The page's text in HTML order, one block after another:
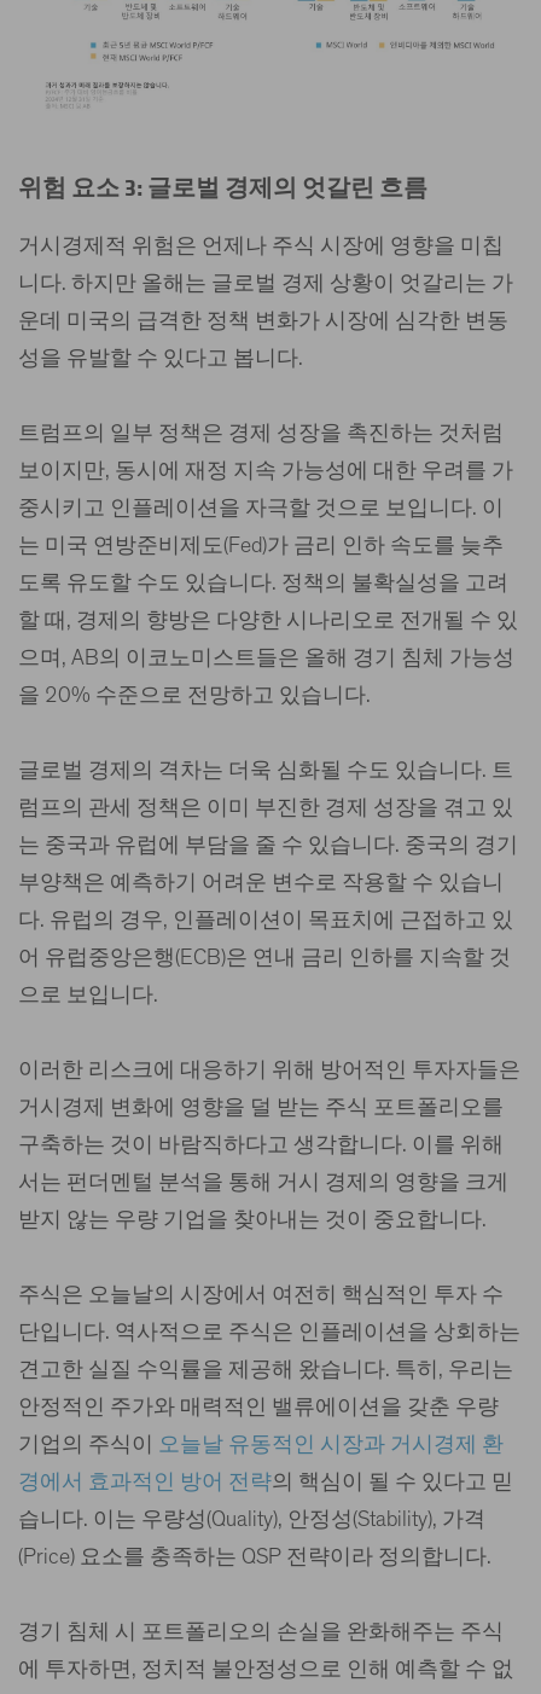
위험 요소 3: 글로벌 경제의 엇갈린 흐름
거시경제적 위험은 언제나 주식 시장에 영향을 미칩
니다. 하지만 올해는 글로벌 경제 상황이 엇갈리는 가
운데 미국의 급격한 정책 변화가 시장에 심각한 변동
성을 유발할 수 있다고 봅니다.
트럼프의 일부 정책은 경제 성장을 촉진하는 것처럼
보이지만, 동시에 재정 지속 가능성에 대한 우려를 가
중시키고 인플레이션을 자극할 것으로 보입니다. 이
는 미국 연방준비제도(Fed)가 금리 인하 속도를 늦추
도록 유도할 수도 있습니다. 정책의 불확실성을 고려
할 때, 경제의 향방은 다양한 시나리오로 전개될 수 있
으며, AB의 이코노미스트들은 올해 경기 침체 가능성
을 20% 수준으로 전망하고 있습니다.
글로벌 경제의 격차는 더욱 심화될 수도 있습니다. 트
럼프의 관세 정책은 이미 부진한 경제 성장을 겪고 있
는 중국과 유럽에 부담을 줄 수 있습니다. 중국의 경기
부양책은 예측하기 어려운 변수로 작용할 수 있습니
다. 유럽의 경우, 인플레이션이 목표치에 근접하고 있
어 유럽중앙은행(ECB)은 연내 금리 인하를 지속할 것
으로 보입니다.
이러한 리스크에 대응하기 위해 방어적인 투자자들은
거시경제 변화에 영향을 덜 받는 주식 포트폴리오를
구축하는 것이 바람직하다고 생각합니다. 이를 위해
서는 펀더멘털 분석을 통해 거시 경제의 영향을 크게
받지 않는 우량 기업을 찾아내는 것이 중요합니다.
주식은 오늘날의 시장에서 여전히 핵심적인 투자 수
단입니다. 역사적으로 주식은 인플레이션을 상회하는
견고한 실질 수익률을 제공해 왔습니다. 특히, 우리는
안정적인 주가와 매력적인 밸류에이션을 갖춘 우량
기업의 주식이 오늘날 유동적인 시장과 거시경제 환
경에서 효과적인 방어 전략의 핵심이 될 수 있다고 믿
습니다. 이는 우량성(Quality), 안정성(Stability), 가격
(Price) 요소를 충족하는 QSP 전략이라 정의합니다.
경기 침체 시 포트폴리오의 손실을 완화해주는 주식
에 투자하면, 정치적 불안정성으로 인해 예측할 수 없